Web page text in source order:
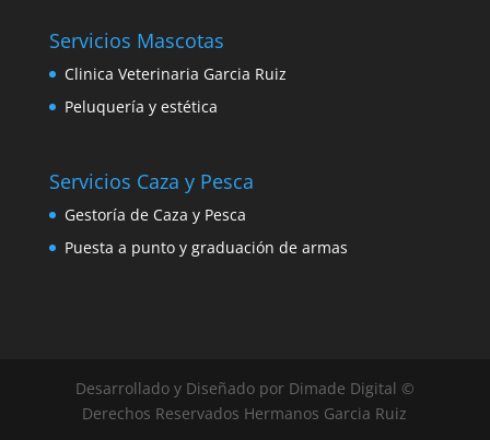
Servicios Mascotas
Clinica Veterinaria Garcia Ruiz
Peluquería y estética
Servicios Caza y Pesca
Gestoría de Caza y Pesca
Puesta a punto y graduación de armas
Desarrollado y Diseñado por Dimade Digital ©
Derechos Reservados Hermanos Garcia Ruiz